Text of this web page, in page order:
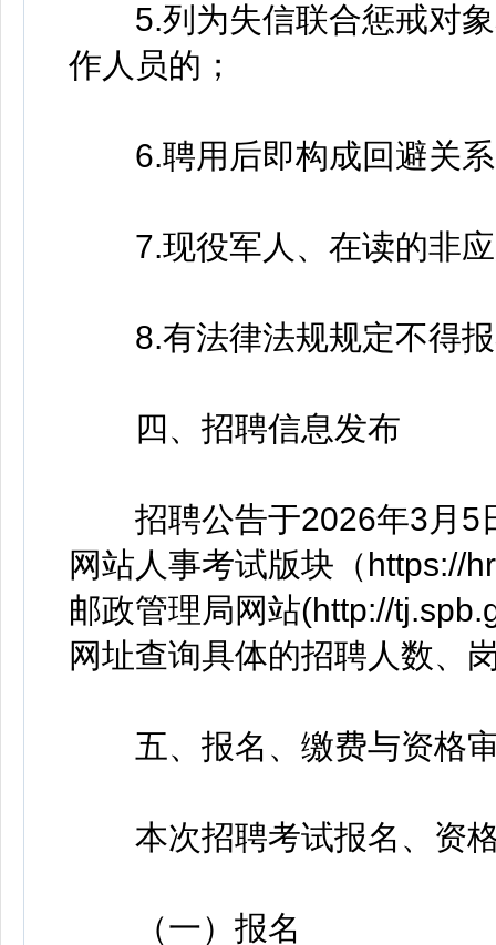
5.列为失信联合惩戒对象
作人员的；
6.聘用后即构成回避关系
7.现役军人、在读的非应
8.有法律法规规定不得报
四、招聘信息发布
招聘公告于2026年3月5
网站人事考试版块（https://
邮政管理局网站(http://
网址查询具体的招聘人数、
五、报名、缴费与资格
本次招聘考试报名、资格
（一）报名